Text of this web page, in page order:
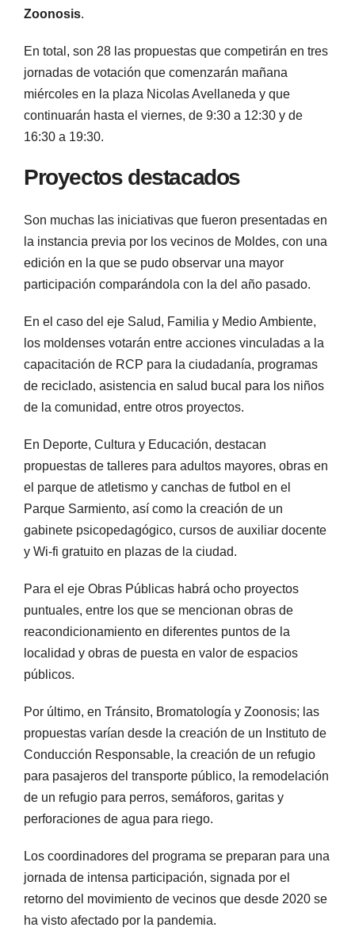
Zoonosis.
En total, son 28 las propuestas que competirán en tres
jornadas de votación que comenzarán mañana
miércoles en la plaza Nicolas Avellaneda y que
continuarán hasta el viernes, de 9:30 a 12:30 y de
16:30 a 19:30.
Proyectos destacados
Son muchas las iniciativas que fueron presentadas en
la instancia previa por los vecinos de Moldes, con una
edición en la que se pudo observar una mayor
participación comparándola con la del año pasado.
En el caso del eje Salud, Familia y Medio Ambiente,
los moldenses votarán entre acciones vinculadas a la
capacitación de RCP para la ciudadanía, programas
de reciclado, asistencia en salud bucal para los niños
de la comunidad, entre otros proyectos.
En Deporte, Cultura y Educación, destacan
propuestas de talleres para adultos mayores, obras en
el parque de atletismo y canchas de futbol en el
Parque Sarmiento, así como la creación de un
gabinete psicopedagógico, cursos de auxiliar docente
y Wi-fi gratuito en plazas de la ciudad.
Para el eje Obras Públicas habrá ocho proyectos
puntuales, entre los que se mencionan obras de
reacondicionamiento en diferentes puntos de la
localidad y obras de puesta en valor de espacios
públicos.
Por último, en Tránsito, Bromatología y Zoonosis; las
propuestas varían desde la creación de un Instituto de
Conducción Responsable, la creación de un refugio
para pasajeros del transporte público, la remodelación
de un refugio para perros, semáforos, garitas y
perforaciones de agua para riego.
Los coordinadores del programa se preparan para una
jornada de intensa participación, signada por el
retorno del movimiento de vecinos que desde 2020 se
ha visto afectado por la pandemia.